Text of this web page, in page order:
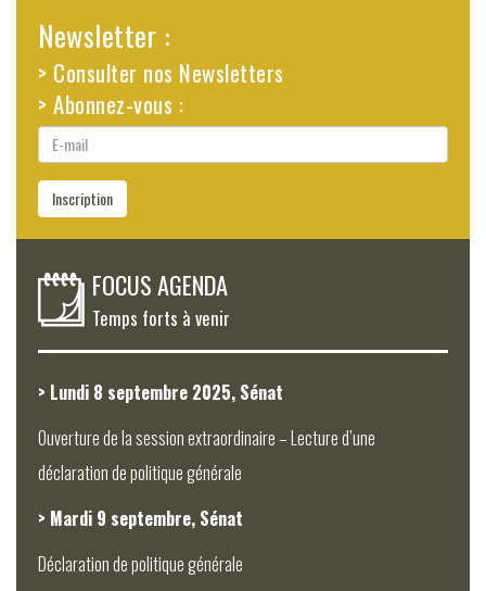
Newsletter :
> Consulter nos Newsletters
> Abonnez-vous :
E-
mail
Inscription
FOCUS AGENDA
Temps forts à venir
> Lundi 8 septembre 2025, Sénat
Ouverture de la session extraordinaire – Lecture d’une
déclaration de politique générale
> Mardi 9 septembre, Sénat
Déclaration de politique générale